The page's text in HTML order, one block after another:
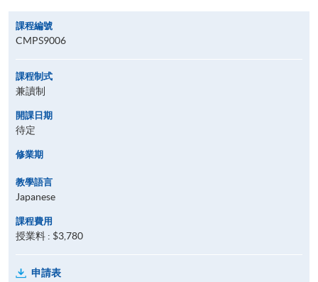
課程編號
CMPS9006
課程制式
兼讀制
開課日期
待定
修業期
教學語言
Japanese
課程費用
授業料 : $3,780
申請表